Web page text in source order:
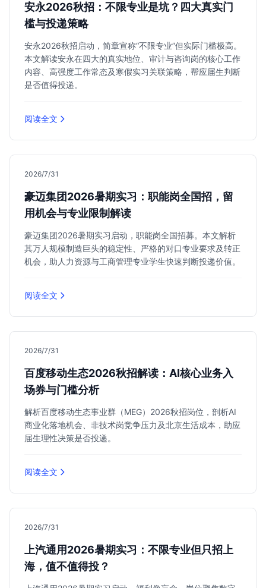
安永2026秋招：不限专业是坑？四大真实门
槛与投递策略
安永2026秋招启动，简章宣称“不限专业”但实际门槛极高。
本文解读安永在四大的真实地位、审计与咨询岗的核心工作
内容、高强度工作常态及寒假实习关联策略，帮应届生判断
是否值得投递。
阅读全文
2026/7/31
豪迈集团2026暑期实习：职能岗全国招，留
用机会与专业限制解读
豪迈集团2026暑期实习启动，职能岗全国招募。本文解析
其万人规模制造巨头的稳定性、严格的对口专业要求及转正
机会，助人力资源与工商管理专业学生快速判断投递价值。
阅读全文
2026/7/31
百度移动生态2026秋招解读：AI核心业务入
场券与门槛分析
解析百度移动生态事业群（MEG）2026秋招岗位，剖析AI
商业化落地机会、非技术岗竞争压力及北京生活成本，助应
届生理性决策是否投递。
阅读全文
2026/7/31
上汽通用2026暑期实习：不限专业但只招上
海，值不值得投？